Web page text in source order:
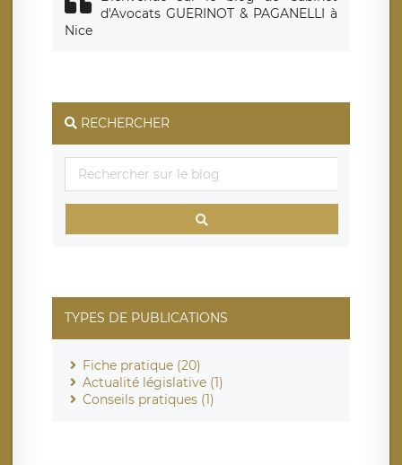
d'Avocats GUERINOT & PAGANELLI à
Nice
RECHERCHER
TYPES DE PUBLICATIONS
Fiche pratique (20)
Actualité législative (1)
Conseils pratiques (1)